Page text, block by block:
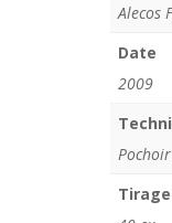
Alecos
Date
2009
Tirage